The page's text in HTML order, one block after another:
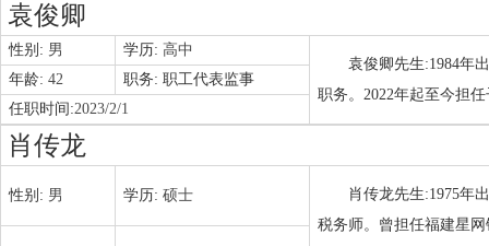
袁俊卿
性别: 男 学历: 高中
袁俊卿先生:1984年
职务。2022年起至今担
年龄: 42 职务: 职工代表监事
任职时间:2023/2/1
肖传龙
性别: 男 学历: 硕士
肖传龙先生:1975年
税务师。曾担任福建星